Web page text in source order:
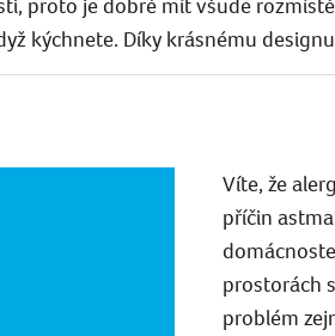
proto je dobré mít všude
kýchnete. Díky krásnému
Víte, že
příčin
prostorách
problém